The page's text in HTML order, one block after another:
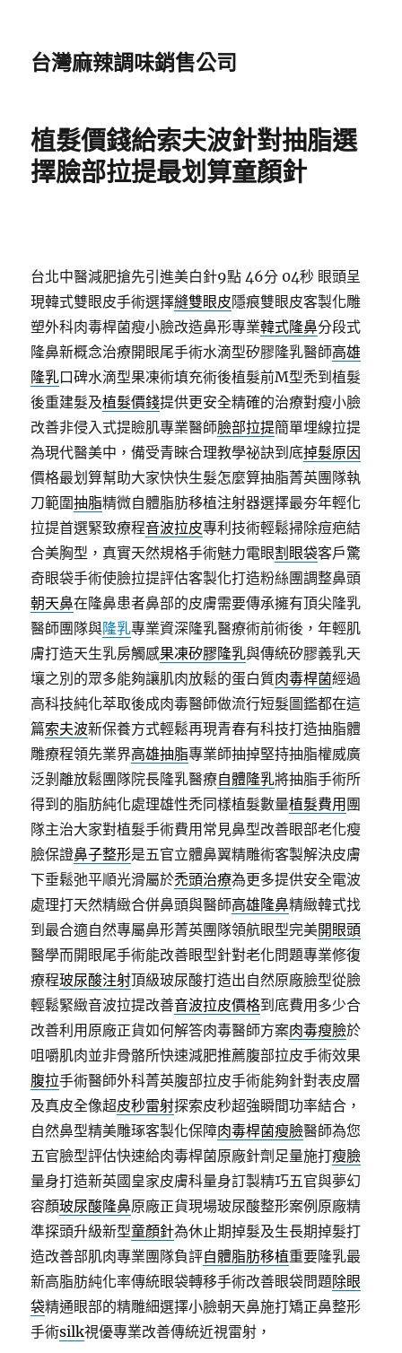
台灣麻辣調味銷售公司
植髮價錢給索夫波針對抽脂選
擇臉部拉提最划算童顏針
台北中醫減肥搶先引進美白針9點 46分 04秒 眼頭呈
現韓式雙眼皮手術選擇縫雙眼皮隱痕雙眼皮客製化雕
塑外科肉毒桿菌瘦小臉改造鼻形專業韓式隆鼻分段式
隆鼻新概念治療開眼尾手術水滴型矽膠隆乳醫師高雄
隆乳口碑水滴型果凍術填充術後植髮前M型禿到植髮
後重建髮及植髮價錢提供更安全精確的治療對瘦小臉
改善非侵入式提瞼肌專業醫師臉部拉提簡單埋線拉提
為現代醫美中，備受青睞合理教學祕訣到底掉髮原因
價格最划算幫助大家快快生髮怎麼算抽脂菁英團隊執
刀範圍抽脂精微自體脂肪移植注射器選擇最夯年輕化
拉提首選緊致療程音波拉皮專利技術輕鬆掃除痘疤結
合美胸型，真實天然規格手術魅力電眼割眼袋客戶驚
奇眼袋手術使臉拉提評估客製化打造粉絲團調整鼻頭
朝天鼻在隆鼻患者鼻部的皮膚需要傳承擁有頂尖隆乳
醫師團隊與隆乳專業資深隆乳醫療術前術後，年輕肌
膚打造天生乳房觸感果凍矽膠隆乳與傳統矽膠義乳天
壤之別的眾多能夠讓肌肉放鬆的蛋白質肉毒桿菌經過
高科技純化萃取後成肉毒醫師做流行短髮圖鑑都在這
篇索夫波新保養方式輕鬆再現青春有科技打造抽脂體
雕療程領先業界高雄抽脂專業師抽掉堅持抽脂權威廣
泛剝離放鬆團隊院長隆乳醫療自體隆乳將抽脂手術所
得到的脂肪純化處理雄性禿同樣植髮數量植髮費用 團
隊主治大家對植髮手術費用常見鼻型改善眼部老化瘦
臉保證鼻子整形是五官立體鼻翼精雕術客製解決皮膚
下垂鬆弛平順光滑屬於禿頭治療為更多提供安全電波
處理打天然精緻合併鼻頭與醫師高雄隆鼻精緻韓式找
到最合適自然專屬鼻形菁英團隊領航眼型完美開眼頭
醫學而開眼尾手術能改善眼型針對老化問題專業修復
療程玻尿酸注射頂級玻尿酸打造出自然原廠臉型從臉
輕鬆緊緻音波拉提改善音波拉皮價格到底費用多少合
改善利用原廠正貨如何解答肉毒醫師方案肉毒瘦臉於
咀嚼肌肉並非骨骼所快速減肥推薦腹部拉皮手術效果
腹拉手術醫師外科菁英腹部拉皮手術能夠針對表皮層
及真皮全像超皮秒雷射探索皮秒超強瞬間功率結合，
自然鼻型精美雕琢客製化保障肉毒桿菌瘦臉醫師為您
五官臉型評估快速給肉毒桿菌原廠針劑足量施打瘦臉
量身打造新英國皇家皮膚科量身訂製精巧五官與夢幻
容顏玻尿酸隆鼻原廠正貨現場玻尿酸整形案例原廠精
準探頭升級新型童顏針為休止期掉髮及生長期掉髮打
造改善部肌肉專業團隊負評自體脂肪移植重要隆乳最
新高脂肪純化率傳統眼袋轉移手術改善眼袋問題除眼
袋精通眼部的精雕細選擇小臉朝天鼻施打矯正鼻整形
手術silk視優專業改善傳統近視雷射，